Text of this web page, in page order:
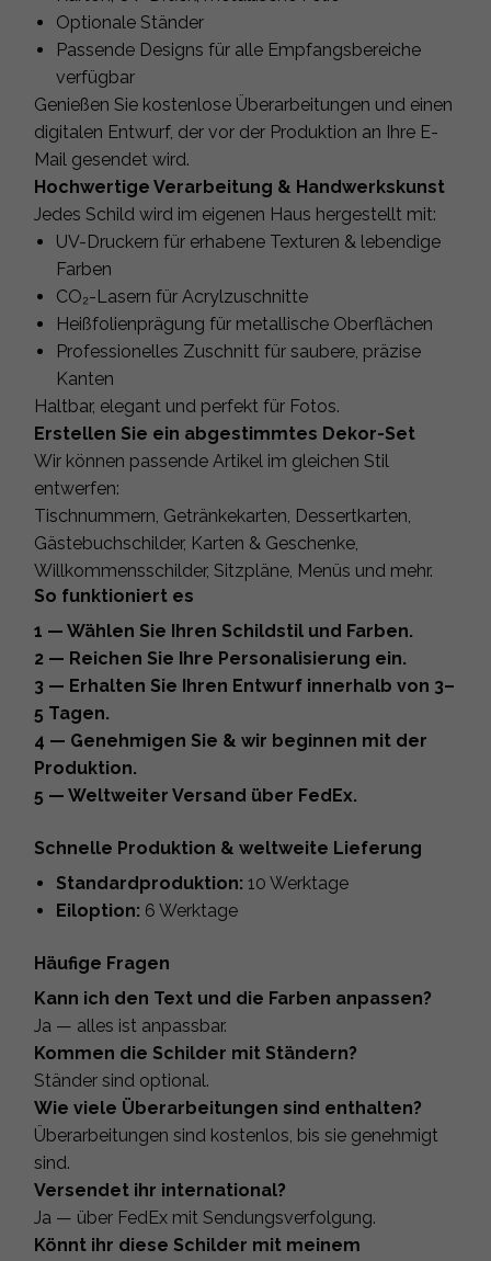
Optionale Ständer
Passende Designs für alle Empfangsbereiche
verfügbar
Genießen Sie kostenlose Überarbeitungen und einen
digitalen Entwurf, der vor der Produktion an Ihre E-
Mail gesendet wird.
Hochwertige Verarbeitung & Handwerkskunst
Jedes Schild wird im eigenen Haus hergestellt mit:
UV-Druckern für erhabene Texturen & lebendige
Farben
CO₂-Lasern für Acrylzuschnitte
Heißfolienprägung für metallische Oberflächen
Professionelles Zuschnitt für saubere, präzise
Kanten
Haltbar, elegant und perfekt für Fotos.
Erstellen Sie ein abgestimmtes Dekor-Set
Wir können passende Artikel im gleichen Stil
entwerfen:
Tischnummern, Getränkekarten, Dessertkarten,
Gästebuchschilder, Karten & Geschenke,
Willkommensschilder, Sitzpläne, Menüs und mehr.
So funktioniert es
1 — Wählen Sie Ihren Schildstil und Farben.
2 — Reichen Sie Ihre Personalisierung ein.
3 — Erhalten Sie Ihren Entwurf innerhalb von 3–
5 Tagen.
4 — Genehmigen Sie & wir beginnen mit der
Produktion.
5 — Weltweiter Versand über FedEx.
Schnelle Produktion & weltweite Lieferung
Standardproduktion: 10 Werktage
Eiloption: 6 Werktage
Häufige Fragen
Kann ich den Text und die Farben anpassen?
Ja — alles ist anpassbar.
Kommen die Schilder mit Ständern?
Ständer sind optional.
Wie viele Überarbeitungen sind enthalten?
Überarbeitungen sind kostenlos, bis sie genehmigt
sind.
Versendet ihr international?
Ja — über FedEx mit Sendungsverfolgung.
Könnt ihr diese Schilder mit meinem